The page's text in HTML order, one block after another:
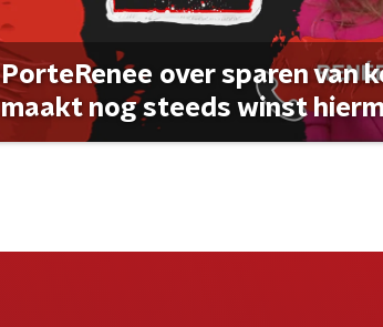
PorteRenee over sparen van
maakt nog steeds winst